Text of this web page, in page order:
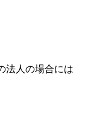
法人の場合には